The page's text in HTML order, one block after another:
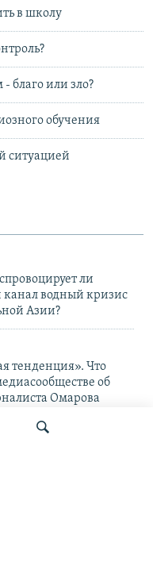
в школу
благо или зло?
обучения
ситуацией
ли
канал водный кризис
Азии?
тенденция». Что
об
Омарова